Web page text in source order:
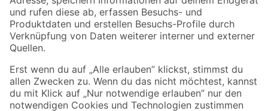
Zahlungsarten Versandarten
Sicher einkaufen
Jetzt die toom-App herunterladen